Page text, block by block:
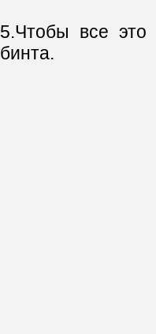
5.Чтобы все это
бинта.